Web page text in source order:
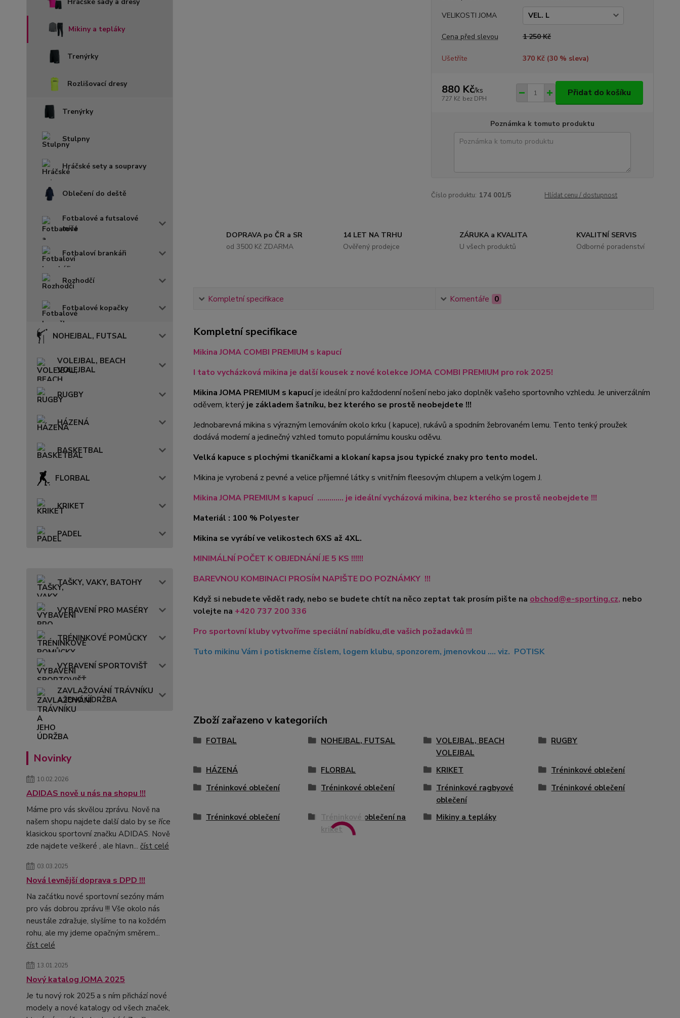
Mikiny a tepláky
Trenýrky
Rozlišovací dresy
Trenýrky
Stulpny
Hráčské sety a soupravy
Oblečení do deště
Fotbalové a futsalové
míče
Fotbaloví brankáři
Rozhodčí
Fotbalové kopačky
NOHEJBAL, FUTSAL
VOLEJBAL, BEACH
VOLEJBAL
RUGBY
HÁZENÁ
BASKETBAL
FLORBAL
KRIKET
PADEL
TAŠKY, VAKY, BATOHY
VYBAVENÍ PRO MASÉRY
TRÉNINKOVÉ POMŮCKY
VYBAVENÍ SPORTOVIŠŤ
ZAVLAŽOVÁNÍ TRÁVNÍKU
A JEHO ÚDRŽBA
Novinky
10.02.2026
ADIDAS nově u nás na shopu !!!
Máme pro vás skvělou zprávu. Nově na
našem shopu najdete další dalo by se říce
klasickou sportovní značku ADIDAS. Nově
zde najdete veškeré , ale hlavn... číst celé
03.03.2025
Nová levnější doprava s DPD !!!
Na začátku nové sportovní sezóny mám
pro vás dobrou zprávu !!! Vše okolo nás
neustále zdražuje, slyšíme to na koždém
rohu, ale my jdeme opačným směrem...
číst celé
13.01.2025
Nový katalog JOMA 2025
Je tu nový rok 2025 a s ním přichází nové
modely a nové katalogy od všech značek,
VELIKOSTI JOMA
Cena před slevou 1 250 Kč
Ušetříte 370 Kč (30% sleva)
880 Kč/ks
727 Kč bez DPH
Přidat do košíku
Poznámka k tomuto produktu
Číslo produktu: 174 001/5 Hlídat cenu / dostupnost
DOPRAVA po ČR a SR
od 3500 Kč ZDARMA
14 LET NA TRHU
Ověřený prodejce
ZÁRUKA a KVALITA
U všech produktů
KVALITNÍ SERVIS
Odborné poradenství
Kompletní specifikace Komentáře 0
Kompletní specifikace
Mikina JOMA COMBI PREMIUM s kapucí
I tato vycházková mikina je další kousek z nové kolekce JOMA COMBI PREMIUM pro rok 2025!
Mikina JOMA PREMIUM s kapucíje ideální pro každodenní nošení nebo jako doplněk vašeho sportovního vzhledu. Je univerzálním
oděvem, který je základem šatníku, bez kterého se prostě neobejdete !!!
Jednobarevná mikina s výrazným lemováním okolo krku ( kapuce), rukávů a spodním žebrovaném lemu. Tento tenký proužek
dodává moderní a jedinečný vzhled tomuto populárnímu kousku oděvu.
Velká kapuce s plochými tkaničkami a klokaní kapsa jsou typické znaky pro tento model.
Mikina je vyrobená z pevné a velice příjemné látky s vnitřním fleesovým chlupem a velkým logem J.
Mikina JOMA PREMIUM s kapucí ............. je ideální vycházová mikina, bez kterého se prostě neobejdete !!!
Materiál : 100 % Polyester
Mikina se vyrábí ve velikostech 6XS až 4XL.
MINIMÁLNÍ POČET K OBJEDNÁNÍ JE 5 KS !!!!!!
BAREVNOU KOMBINACI PROSÍM NAPIŠTE DO POZNÁMKY !!!
Když si nebudete vědět rady, nebo se budete chtít na něco zeptat tak prosím pište na obchod@e-sporting.cz, nebo
volejte na +420 737 200 336
Pro sportovní kluby vytvoříme speciální nabídku,dle vašich požadavků !!!
Tuto mikinu Vám i potiskneme číslem, logem klubu, sponzorem, jmenovkou .... viz. POTISK
Zboží zařazeno v kategoriích
FOTBAL NOHEJBAL, FUTSAL
VOLEJBAL, BEACH
VOLEJBAL
RUGBY
HÁZENÁ FLORBAL KRIKET
Tréninkové oblečení
Tréninkové oblečení
Tréninkové oblečení
Tréninkové ragbyové
oblečení
Tréninkové oblečení
Tréninkové oblečení
Tréninkové oblečení na
kriket
Mikiny a tepláky